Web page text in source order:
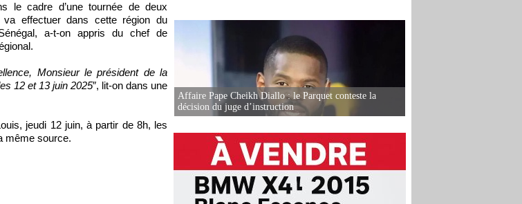
le cadre d’une tournée de deux
va effectuer dans cette région du
a-t-on appris du chef de
Monsieur le président de la
12 et 13 juin 2025″, lit-on dans une
jeudi 12 juin, à partir de 8h, les
même source.
Affaire Pape Cheikh Diallo : le Parquet conteste la
décision du juge d’instruction